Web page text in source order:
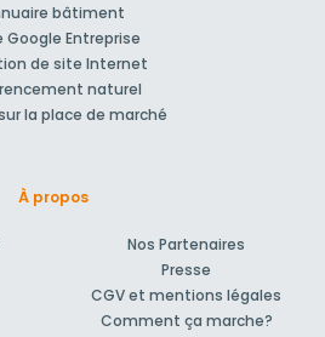
bâtiment
Google Entreprise
de site Internet
naturel
la place de marché
À propos
Nos Partenaires
Presse
CGV et mentions légales
Comment ça marche?